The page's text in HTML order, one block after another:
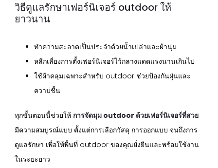
วิธีดูแลรักษาเฟอร์นิเจอร์ outdoor ให้
ยาวนาน
ทำความสะอาดเป็นประจำด้วยน้ำเปล่าและผ้านุ่ม
หลีกเลี่ยงการตั้งเฟอร์นิเจอร์ไว้กลางแดดแรงนานเกินไป
ใช้ผ้าคลุมเฉพาะสำหรับ outdoor ช่วยป้องกันฝุ่นและ
ความชื้น
ทุกขั้นตอนนี้ช่วยให้ การจัดมุม outdoor ด้วยเฟอร์นิเจอร์ที่สวย
มีความสมบูรณ์แบบ ตั้งแต่การเลือกวัสดุ การออกแบบ จนถึงการ
ดูแลรักษา เพื่อให้พื้นที่ outdoor ของคุณยั่งยืนและพร้อมใช้งาน
ในระยะยาว